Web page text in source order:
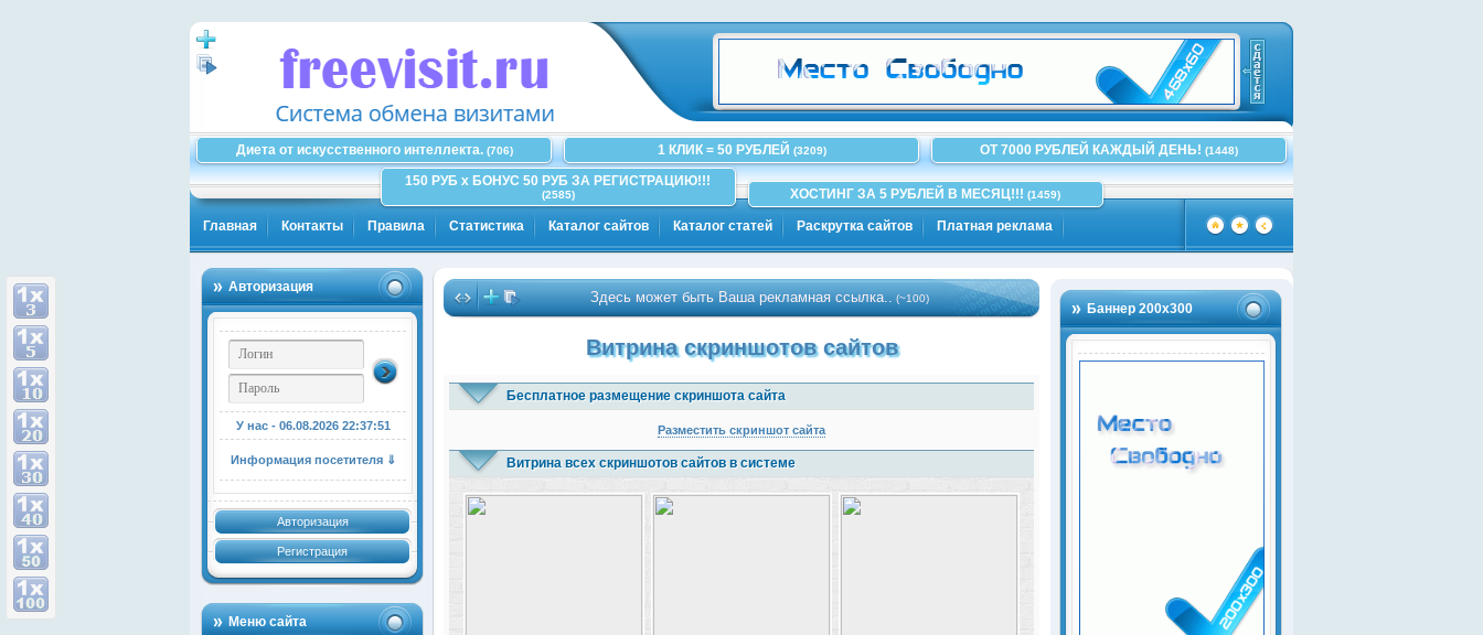
Диета от искусственного интеллекта.(706) 1 КЛИК = 50 РУБЛЕЙ (3209) ОТ 7000 РУБЛЕЙ КАЖДЫЙ ДЕНЬ! (1448)
150 РУБ x БОНУС 50 РУБ ЗА РЕГИСТРАЦИЮ!!!
(2585) ХОСТИНГ ЗА 5 РУБЛЕЙ В МЕСЯЦ!!! (1459)
Главная Контакты Правила Статистика Каталог сайтов Каталог статей Раскрутка сайтов Платная реклама
Авторизация
У нас - 06.08.2026 22:37:52
Информация посетителя ⇓
Авторизация
Регистрация
Меню сайта
Баннер 200х300
Здесь может быть Ваша рекламная ссылка..(~100)
Витрина скриншотов сайтов
Бесплатное размещение скриншота сайта
Разместить скриншот сайта
Витрина всех скриншотов сайтов в системе